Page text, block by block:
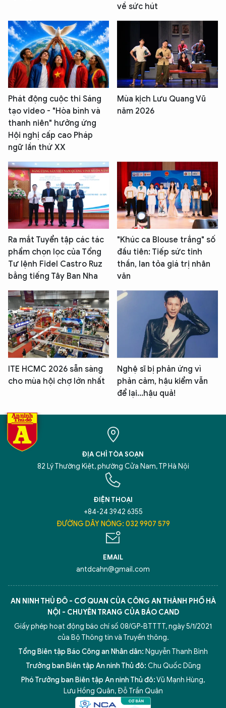
về sức hút
Phát động cuộc thi Sáng
tạo video - "Hòa bình và
thanh niên" hưởng ứng
Hội nghị cấp cao Pháp
ngữ lần thứ XX
Mùa kịch Lưu Quang Vũ
năm 2026
Ra mắt Tuyển tập các tác
phẩm chọn lọc của Tổng
Tư lệnh Fidel Castro Ruz
bằng tiếng Tây Ban Nha
"Khúc ca Blouse trắng" số
đầu tiên: Tiếp sức tinh
thần, lan tỏa giá trị nhân
văn
ITE HCMC 2026 sẵn sàng
cho mùa hội chợ lớn nhất
Nghệ sĩ bị phản ứng vì
phản cảm, hậu kiểm vẫn
để lại...hậu quả!
ĐỊA CHỈ TÒA SOẠN
82 Lý Thường Kiệt, phường Cửa Nam, TP Hà Nội
ĐIỆN THOẠI
+84-24 3942 6355
ĐƯỜNG DÂY NÓNG: 032 9907 579
EMAIL
antdcahn@gmail.com
AN NINH THỦ ĐÔ - CƠ QUAN CỦA CÔNG AN THÀNH PHỐ HÀ
NỘI - CHUYÊN TRANG CỦA BÁO CAND
Giấy phép hoạt động báo chí số 08/GP-BTTTT, ngày 5/1/2021
của Bộ Thông tin và Truyền thông.
Tổng Biên tập Báo Công an Nhân dân: Nguyễn Thanh Bình
Trưởng ban Biên tập An ninh Thủ đô: Chu Quốc Dũng
Phó Trưởng ban Biên tập An ninh Thủ đô:Vũ Mạnh Hùng,
Lưu Hồng Quân, Đỗ Trần Quân